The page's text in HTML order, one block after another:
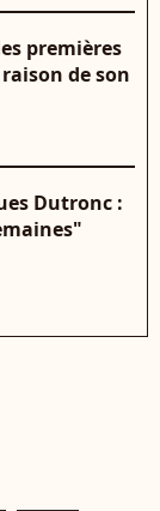
premières
de son
Dutronc :